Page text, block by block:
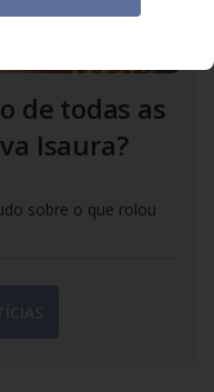
de todas as
Isaura?
sobre o que rolou